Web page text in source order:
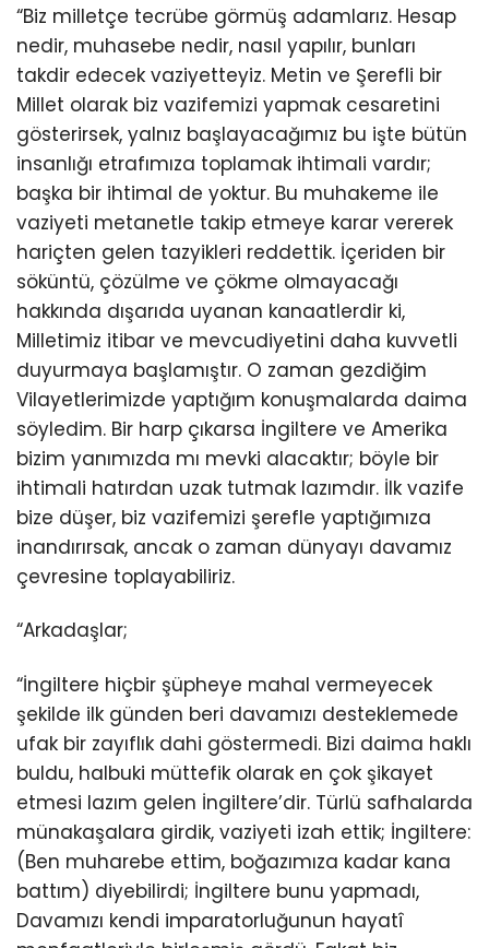
“Biz milletçe tecrübe görmüş adamlarız. Hesap
nedir, muhasebe nedir, nasıl yapılır, bunları
takdir edecek vaziyetteyiz. Metin ve Şerefli bir
Millet olarak biz vazifemizi yapmak cesaretini
gösterirsek, yalnız başlayacağımız bu işte bütün
insanlığı etrafımıza toplamak ihtimali vardır;
başka bir ihtimal de yoktur. Bu muhakeme ile
vaziyeti metanetle takip etmeye karar vererek
hariçten gelen tazyikleri reddettik. İçeriden bir
söküntü, çözülme ve çökme olmayacağı
hakkında dışarıda uyanan kanaatlerdir ki,
Milletimiz itibar ve mevcudiyetini daha kuvvetli
duyurmaya başlamıştır. O zaman gezdiğim
Vilayetlerimizde yaptığım konuşmalarda daima
söyledim. Bir harp çıkarsa İngiltere ve Amerika
bizim yanımızda mı mevki alacaktır; böyle bir
ihtimali hatırdan uzak tutmak lazımdır. İlk vazife
bize düşer, biz vazifemizi şerefle yaptığımıza
inandırırsak, ancak o zaman dünyayı davamız
çevresine toplayabiliriz.
“Arkadaşlar;
“İngiltere hiçbir şüpheye mahal vermeyecek
şekilde ilk günden beri davamızı desteklemede
ufak bir zayıflık dahi göstermedi. Bizi daima haklı
buldu, halbuki müttefik olarak en çok şikayet
etmesi lazım gelen İngiltere’dir. Türlü safhalarda
münakaşalara girdik, vaziyeti izah ettik; İngiltere:
(Ben muharebe ettim, boğazımıza kadar kana
battım) diyebilirdi; İngiltere bunu yapmadı,
Davamızı kendi imparatorluğunun hayatî